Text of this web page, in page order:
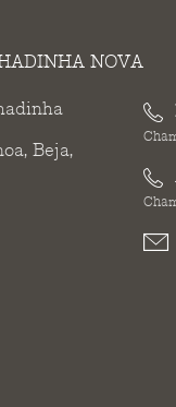
NOVA
Beja,